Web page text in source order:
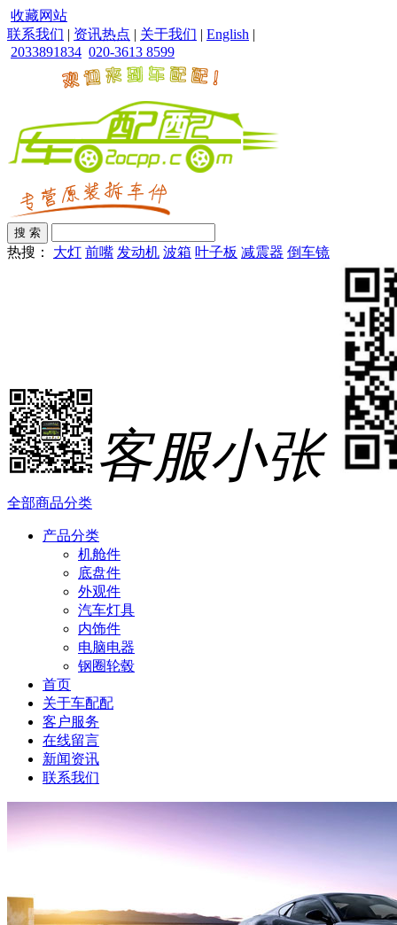
收藏网站
联系我们 | 资讯热点 | 关于我们 | English |
2033891834 020-3613 8599
热搜： 大灯 前嘴 发动机 波箱 叶子板 减震器 倒车镜
客服小张
全部商品分类
产品分类
机舱件
底盘件
外观件
汽车灯具
内饰件
电脑电器
钢圈轮毂
首页
关于车配配
客户服务
在线留言
新闻资讯
联系我们